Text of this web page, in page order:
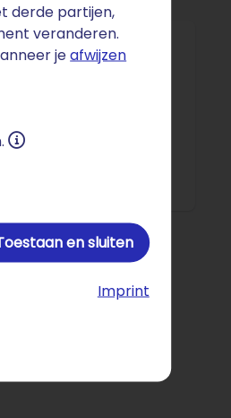
derde partijen,
veranderen.
jeafwijzen
en sluiten
Imprint
jaar – een markt